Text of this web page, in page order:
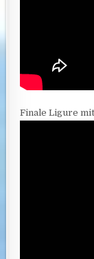
Finale Ligure